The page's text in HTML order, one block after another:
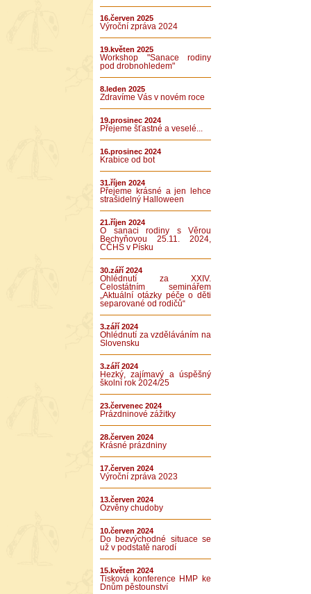
16.červen 2025
Výroční zpráva 2024
19.květen 2025
Workshop "Sanace rodiny
pod drobnohledem"
8.leden 2025
Zdravíme Vás v novém roce
19.prosinec 2024
Přejeme šťastné a veselé...
16.prosinec 2024
Krabice od bot
31.říjen 2024
Přejeme krásné a jen lehce
strašidelný Halloween
21.říjen 2024
O sanaci rodiny s Věrou
Bechyňovou 25.11. 2024,
CČHS v Písku
30.září 2024
Ohlédnutí za XXIV.
Celostátním seminářem
„Aktuální otázky péče o děti
separované od rodičů“
3.září 2024
Ohlédnutí za vzděláváním na
Slovensku
3.září 2024
Hezký, zajímavý a úspěšný
školní rok 2024/25
23.červenec 2024
Prázdninové zážitky
28.červen 2024
Krásné prázdniny
17.červen 2024
Výroční zpráva 2023
13.červen 2024
Ozvěny chudoby
10.červen 2024
Do bezvýchodné situace se
už v podstatě narodí
15.květen 2024
Tisková konference HMP ke
Dnům pěstounství